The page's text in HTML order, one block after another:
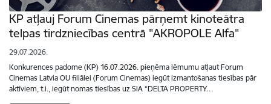
KP atļauj Forum Cinemas pārņemt kinoteātra
telpas tirdzniecības centrā "AKROPOLE Alfa"
29.07.2026.
Konkurences padome (KP) 16.07.2026. pieņēma lēmumu atļaut Forum
Cinemas Latvia OU filiālei (Forum Cinemas) iegūt izmantošanas tiesības pār
aktīviem, t.i., iegūt nomas tiesības uz SIA “DELTA PROPERTY…